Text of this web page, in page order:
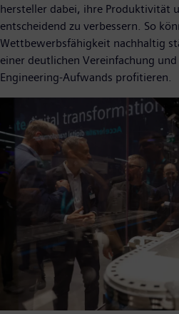
hersteller dabei, ihre Produktivität
entscheidend zu verbessern. So
Wettbewerbsfähigkeit nachhaltig
einer deutlichen Vereinfachung und
Engineering-Aufwands profitieren.